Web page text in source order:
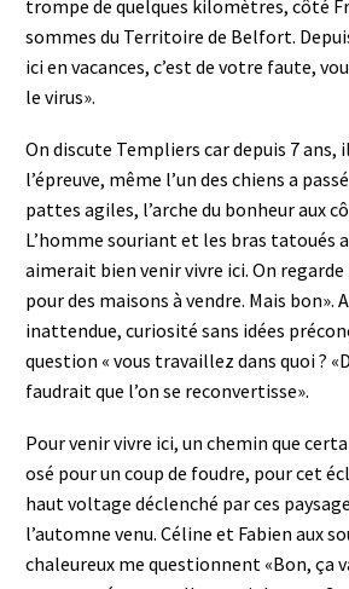
trompe de quelques kilomètres, côté
sommes du Territoire de Belfort.
ici en vacances, c’est de votre faute,
le virus».
On discute Templiers car depuis 7 ans,
l’épreuve, même l’un des chiens a
pattes agiles, l’arche du bonheur aux
L’homme souriant et les bras tatoués
aimerait bien venir vivre ici. On
pour des maisons à vendre. Mais bon».
inattendue, curiosité sans idées
question « vous travaillez dans quoi ?
faudrait que l’on se reconvertisse».
Pour venir vivre ici, un chemin que
osé pour un coup de foudre, pour cet
haut voltage déclenché par ces
l’automne venu. Céline et Fabien aux
chaleureux me questionnent «Bon, ça